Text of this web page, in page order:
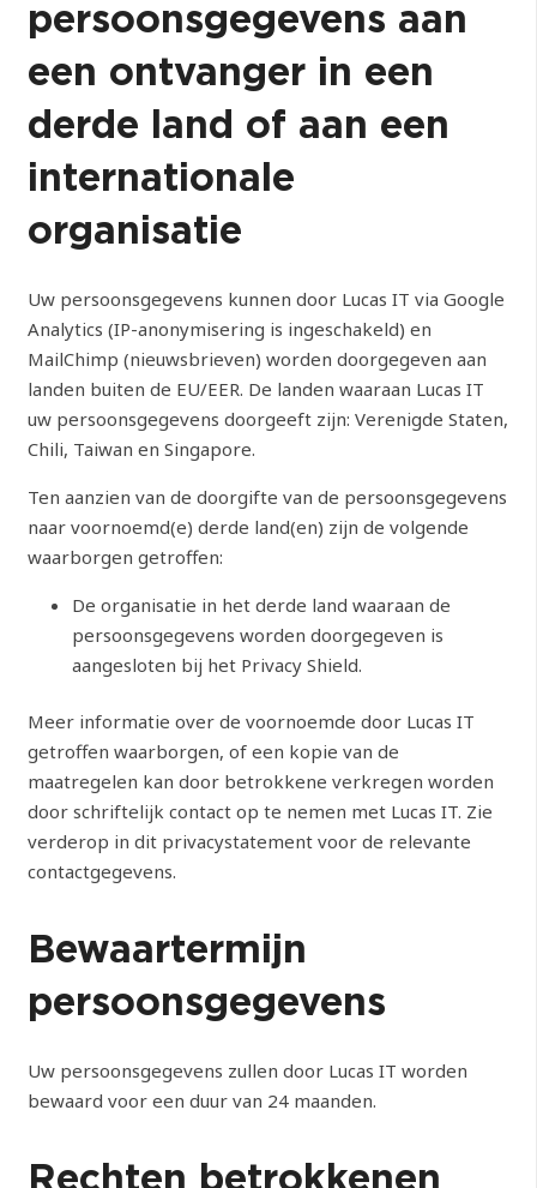
persoonsgegevens aan
een ontvanger in een
derde land of aan een
internationale
organisatie
Uw persoonsgegevens kunnen door Lucas IT via Google
Analytics (IP-anonymisering is ingeschakeld) en
MailChimp (nieuwsbrieven) worden doorgegeven aan
landen buiten de EU/EER. De landen waaraan Lucas IT
uw persoonsgegevens doorgeeft zijn: Verenigde Staten,
Chili, Taiwan en Singapore.
Ten aanzien van de doorgifte van de persoonsgegevens
naar voornoemd(e) derde land(en) zijn de volgende
waarborgen getroffen:
De organisatie in het derde land waaraan de
persoonsgegevens worden doorgegeven is
aangesloten bij het Privacy Shield.
Meer informatie over de voornoemde door Lucas IT
getroffen waarborgen, of een kopie van de
maatregelen kan door betrokkene verkregen worden
door schriftelijk contact op te nemen met Lucas IT. Zie
verderop in dit privacystatement voor de relevante
contactgegevens.
Bewaartermijn
persoonsgegevens
Uw persoonsgegevens zullen door Lucas IT worden
bewaard voor een duur van 24 maanden.
Rechten betrokkenen